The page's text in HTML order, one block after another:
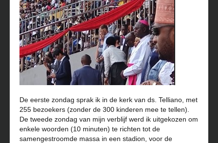
De eerste zondag sprak ik in de kerk van ds. Telliano, met
255 bezoekers (zonder de 300 kinderen mee te tellen).
De tweede zondag van mijn verblijf werd ik uitgekozen om
enkele woorden (10 minuten) te richten tot de
samengestroomde massa in een stadion, voor de